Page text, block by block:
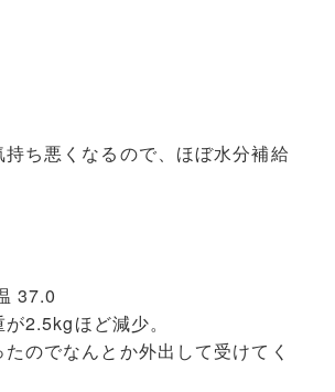
ち悪くなるので、ほぼ水分補給
37.0
2.5kgほど減少。
のでなんとか外出して受けてく